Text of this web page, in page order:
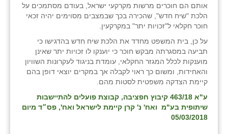
אותם הם חוכרים מרשות מקרקעי ישראל, בעודם מסתמכים על
הלכת "שיח חדש", שהכירה בכך שבמצבים מסוימים יהיה זכאי
חוכר חקלאי ל"זכויות יתר" במקרקעין.
על כן, בית המשפט מחדד את הלכת שיח חדש בהדגישו כי
תביעה במסגרתה מבקש חוכר כי יוענקו לו זכויות יתר שאינן
מוענקות לכלל המגזר החקלאי, עומדת בניגוד לעקרונות השוויון
והאחידות, ומשום כך ראוי לקבלה אך במקרים יוצאי דופן בהם
קיימת הצדקה משפטית לסטות מהם.
ע"א 463/18 קיבוץ חפציבה, קבוצת פועלים להתיישבות
שיתופית בע"מ ואח' נ' קרן קיימת לישראל ואח', פס״ד מיום
05/03/2018
רמות השבים
שבי ציון
שדה ורבורג
שדה צבי
שדמה